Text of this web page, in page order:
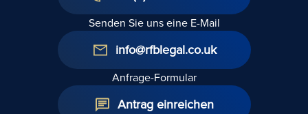
Senden Sie uns eine E-Mail
info@rfblegal.co.uk
Anfrage-Formular
Antrag einreichen